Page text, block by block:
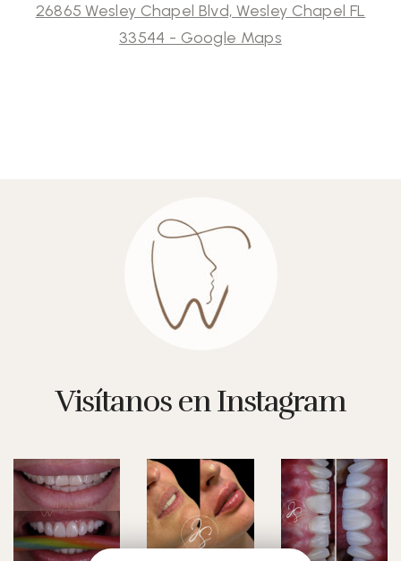
26865 Wesley Chapel Blvd, Wesley Chapel FL
33544 - Google Maps
Visítanos en Instagram